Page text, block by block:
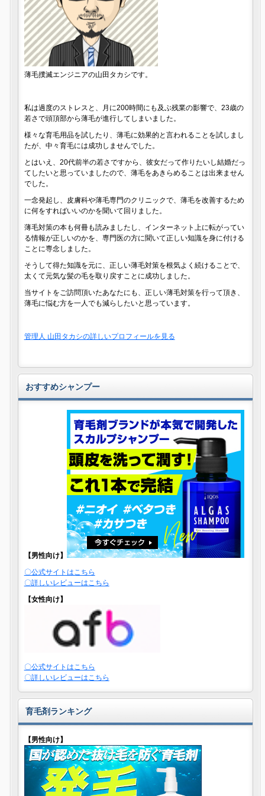
薄毛撲滅エンジニアの山田タカシです。
私は過度のストレスと、月に200時間にも及ぶ残業の影響で、23歳の
若さで頭頂部から薄毛が進行してしまいました。
様々な育毛用品を試したり、薄毛に効果的と言われることを試しまし
たが、中々育毛には成功しませんでした。
とはいえ、20代前半の若さですから、彼女だって作りたいし結婚だっ
てしたいと思っていましたので、薄毛をあきらめることは出来ません
でした。
一念発起し、皮膚科や薄毛専門のクリニックで、薄毛を改善するため
に何をすればいいのかを聞いて回りました。
薄毛対策の本も何冊も読みましたし、インターネット上に転がってい
る情報が正しいのかを、専門医の方に聞いて正しい知識を身に付ける
ことに専念しました。
そうして得た知識を元に、正しい薄毛対策を根気よく続けることで、
太くて元気な髪の毛を取り戻すことに成功しました。
当サイトをご訪問頂いたあなたにも、正しい薄毛対策を行って頂き、
薄毛に悩む方を一人でも減らしたいと思っています。
管理人 山田タカシの詳しいプロフィールを見る
おすすめシャンプー
【男性向け】
〇公式サイトはこちら
〇詳しいレビューはこちら
【女性向け】
〇公式サイトはこちら
〇詳しいレビューはこちら
育毛剤ランキング
【男性向け】